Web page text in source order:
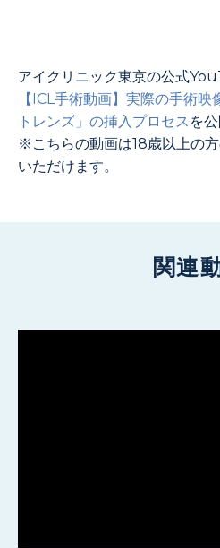
アイクリニック東京の公式
【ICL手術動画】実際の手術
トレンズ」の挿入プロセス を
※こちらの動画は18歳以上の
いただけます。
関連